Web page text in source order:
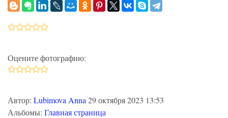
Оцените фотографию:
Автор: Lubimova Anna 29 октября 2023 13:53
Альбомы: Главная страница